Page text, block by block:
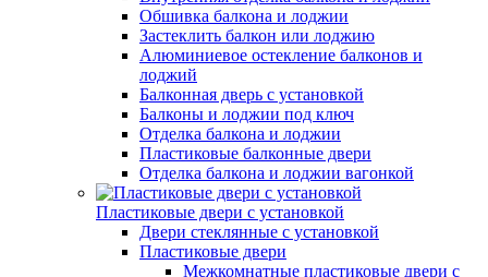
Обшивка балкона и лоджии
Застеклить балкон или лоджию
Алюминиевое остекление балконов и
лоджий
Балконная дверь с установкой
Балконы и лоджии под ключ
Отделка балкона и лоджии
Пластиковые балконные двери
Отделка балкона и лоджии вагонкой
Пластиковые двери с установкой
Двери стеклянные с установкой
Пластиковые двери
Межкомнатные пластиковые двери с